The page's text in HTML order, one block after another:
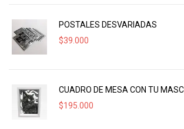
POSTALES DESVARIADAS
$39.000
CUADRO DE MESA CON TU
$195.000